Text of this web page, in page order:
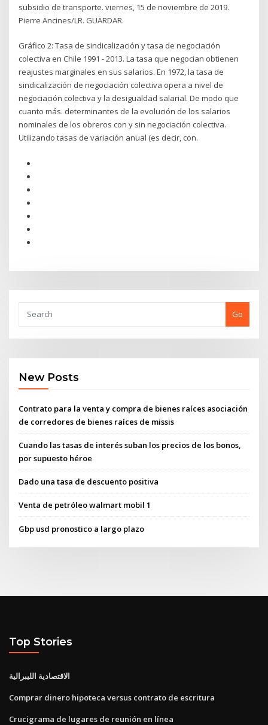
subsidio de transporte. viernes, 15 de noviembre de 2019.
Pierre Ancines/LR. GUARDAR.
Gráfico 2: Tasa de sindicalización y tasa de negociación
colectiva en Chile 1991 - 2013. La tasa que negocian obtienen
reajustes marginales en sus salarios. En 1972, la tasa de
sindicalización de negociación colectiva opera a nivel de
negociación colectiva y la desigualdad salarial. De modo que
cuanto más. determinantes de la evolución de los salarios
nominales de los obreros con y sin negociación colectiva.
Utilizando tasas de variación anual (es decir, con.
Go
New Posts
Contrato para la venta y compra de bienes raíces asociación
de corredores de bienes raíces de missis
Cuando las tasas de interés suban los precios de los bonos,
por supuesto héroe
Dado una tasa de descuento positiva
Venta de petróleo walmart mobil 1
Gbp usd pronostico a largo plazo
Top Stories
الاقتصادية الليبرالية
Comprar dinero hipoteca versus contrato de escritura
Crucigrama de lugares de reunión en línea